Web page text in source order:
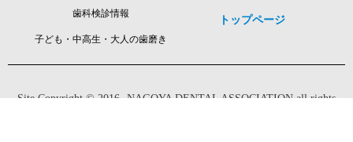
歯科検診情報
子ども・中高生・大人の歯磨き
トップページ
Site Copyright © 2016- NAGOYA DENTAL ASSOCIATION all rights